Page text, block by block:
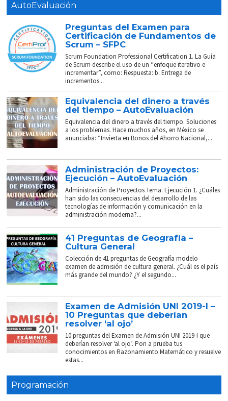
AutoEvaluación
Preguntas del Examen para
Certificación de Fundamentos de
Scrum – SFPC
Scrum Foundation Professional Certification 1. La Guía
de Scrum describe el uso de un “enfoque iterativo e
incrementar”, como: Respuesta: b. Entrega de
incrementos...
Equivalencia del dinero a través
del tiempo – AutoEvaluación
Equivalencia del dinero a través del tiempo. Soluciones
a los problemas. Hace muchos años, en México se
anunciaba: “Invierta en Bonos del Ahorro Nacional,...
Administración de Proyectos:
Ejecución – AutoEvaluación
Administración de Proyectos Tema: Ejecución 1. ¿Cuáles
han sido las consecuencias del desarrollo de las
tecnologías de información y comunicación en la
administración moderna?...
41 Preguntas de Geografía –
Cultura General
Colección de 41 preguntas de Geografía modelo
examen de admisión de cultura general. ¿Cuál es el país
más grande del mundo? ¿Y el segundo...
Examen de Admisión UNI 2019-I –
10 Preguntas que deberían
resolver ‘al ojo’
10 preguntas del Examen de Admisión UNI 2019-I que
deberían resolver ‘al ojo’. Pon a prueba tus
conocimientos en Razonamiento Matemático y resuelve
estas...
Programación